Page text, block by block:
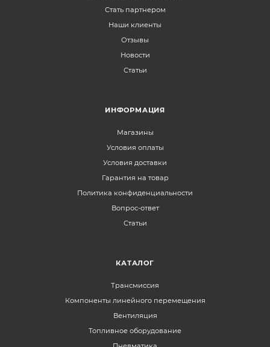
Стать партнером
Наши клиенты
Отзывы
Новости
Статьи
ИНФОРМАЦИЯ
Магазины
Условия оплаты
Условия доставки
Гарантия на товар
Политика конфиденциальности
Вопрос-ответ
Статьи
КАТАЛОГ
Трансмиссия
Компоненты линейного перемещения
Вентиляция
Топливное оборудование